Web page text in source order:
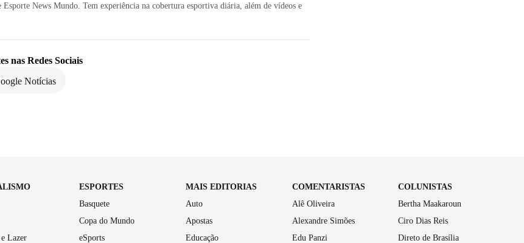
News Mundo. Tem experiência na cobertura esportiva diária, além de vídeos e
nas Redes Sociais
Lazer
ESPORTES
Basquete
Copa do Mundo
eSports
MAIS EDITORIAS
Auto
Apostas
Educação
COMENTARISTAS
Alê Oliveira
Alexandre Simões
Edu Panzi
COLUNISTAS
Bertha Maakaroun
Ciro Dias Reis
Direto de Brasília